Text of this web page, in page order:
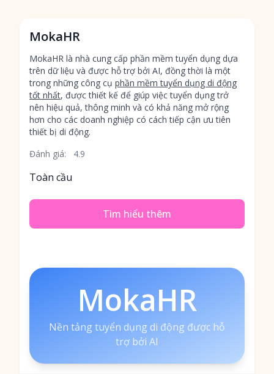
MokaHR
MokaHR là nhà cung cấp phần mềm tuyển dụng dựa
trên dữ liệu và được hỗ trợ bởi AI, đồng thời là một
trong những công cụ phần mềm tuyển dụng di động
tốt nhất, được thiết kế để giúp việc tuyển dụng trở
nên hiệu quả, thông minh và có khả năng mở rộng
hơn cho các doanh nghiệp có cách tiếp cận ưu tiên
thiết bị di động.
Đánh giá:
4.9
Toàn cầu
Tìm hiểu thêm
MokaHR
Nền tảng tuyển dụng di động được hỗ
trợ bởi AI